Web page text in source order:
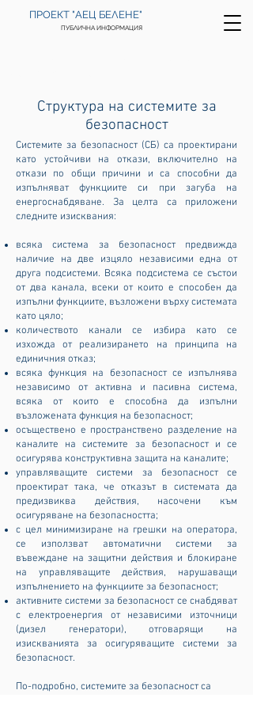
ПРОЕКТ "АЕЦ БЕЛЕНЕ"
ПУБЛИЧНА ИНФОРМАЦИЯ
Структура на системите за
безопасност
Системите за безопасност (СБ) са проектирани
като устойчиви на откази, включително на
откази по общи причини и са способни да
изпълняват функциите си при загуба на
енергоснабдяване. За целта са приложени
следните изисквания:
всяка система за безопасност предвижда
наличие на две изцяло независими една от
друга подсистеми. Всяка подсистема се състои
от два канала, всеки от които е способен да
изпълни функциите, възложени върху системата
като цяло;
количеството канали се избира като се
изхожда от реализирането на принципа на
единичния отказ;
всяка функция на безопасност се изпълнява
независимо от активна и пасивна система,
всяка от които е способна да изпълни
възложената функция на безопасност;
осъществено е пространствено разделение на
каналите на системите за безопасност и се
осигурява конструктивна защита на каналите;
управляващите системи за безопасност се
проектират така, че отказът в системата да
предизвиква действия, насочени към
осигуряване на безопасността;
с цел минимизиране на грешки на оператора,
се използват автоматични системи за
въвеждане на защитни действия и блокиране
на управляващите действия, нарушаващи
изпълнението на функциите за безопасност;
активните системи за безопасност се снабдяват
с електроенергия от независими източници
(дизел генератори), отговарящи на
изискванията за осигуряващите системи за
безопасност.
По-подробно, системите за безопасност са